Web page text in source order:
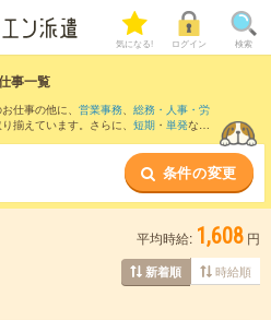
気になる! ログイン 検索
事一覧
仕事の他に、 営業事務、 総務・人事・労
揃えています。さらに、 短期 ・ 単発など
条件の変更
平均時給: 1,608 円
新着順 時給順